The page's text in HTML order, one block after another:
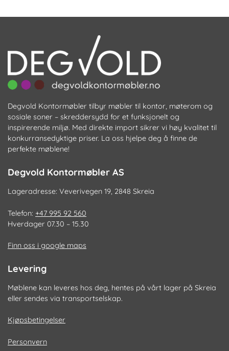
på
Degvold Kontormøbler tilbyr møbler til kontor, møterom og
sosiale soner – skreddersydd for et funksjonelt og
inspirerende miljø. Med direkte import sikrer vi høy kvalitet til
konkurransedyktige priser. La oss hjelpe deg å finne de
perfekte møblene!
Degvold Kontormøbler AS
Lageradresse: Veverivegen 19, 2848 Skreia
Telefon: +47 995 92 560
Hverdager 07.30 – 15.30
Finn oss i google maps
Levering
Møblene kan leveres hos deg, hentes på vårt lager på Skreia
eller sendes via transportselskap.
Kjøpsbetingelser
Personvern